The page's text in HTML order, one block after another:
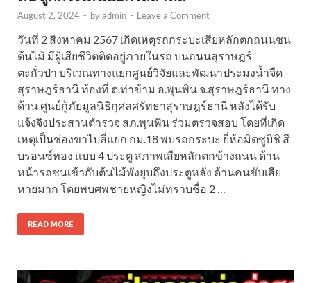
August 2, 2024 - byadmin - Leave a Comment
วันที่ 2 สิงหาคม 2567 เกิดเหตุรถกระบะเสียหลักตกถนนชน
ต้นไม้ มีผู้เสียชีวิตติดอยู่ภายในรถ บนถนนสุราษฎร์-
ตะกั่วป่า บริเวณทางแยกศูนย์วิจัยและพัฒนาประมงน้ำจืด
สุราษฎร์ธานี ท้องที่ ต.ท่าข้าม อ.พุนพิน จ.สุราษฎร์ธานี ทาง
ด้าน ศูนย์กู้ภัยมูลนิธิกุศลศรัทธาสุราษฎร์ธานี หลังได้รับ
แจ้งจึงประสานตำรวจ สภ.พุนพิน ร่วมตรวจสอบ โดยที่เกิด
เหตุเป็นช่องขาไปสี่แยก กม.18 พบรถกระบะ ยี่ห้อมิตซูบิชิ สี
บรอนซ์ทอง แบบ 4 ประตู สภาพเสียหลักตกข้างถนน ด้าน
หน้ารถชนเข้ากับต้นไม้พังยุบถึงประตูหลัง ด้านคนขับเสีย
หายมาก โดยพบศพชายหญิงไม่ทราบชื่อ 2 …
READ MORE